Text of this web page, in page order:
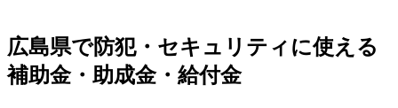
広島県で防犯・セキュリティに使える
補助金・助成金・給付金